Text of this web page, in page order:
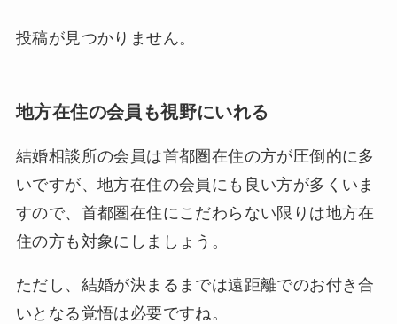
投稿が見つかりません。
地方在住の会員も視野にいれる
結婚相談所の会員は首都圏在住の方が圧倒的に多
いですが、地方在住の会員にも良い方が多くいま
すので、首都圏在住にこだわらない限りは地方在
住の方も対象にしましょう。
ただし、結婚が決まるまでは遠距離でのお付き合
いとなる覚悟は必要ですね。